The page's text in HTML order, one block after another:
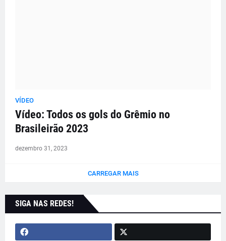
VÍDEO
Vídeo: Todos os gols do Grêmio no
Brasileirão 2023
dezembro 31, 2023
CARREGAR MAIS
SIGA NAS REDES!